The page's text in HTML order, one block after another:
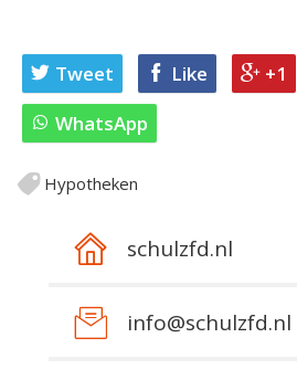
Tweet Like +1
WhatsApp
Hypotheken
schulzfd.nl
info@schulzfd.nl